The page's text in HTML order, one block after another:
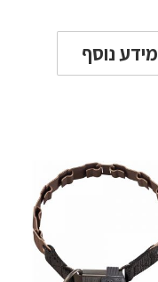
מידע נוסף